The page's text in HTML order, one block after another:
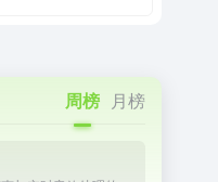
周榜 月榜